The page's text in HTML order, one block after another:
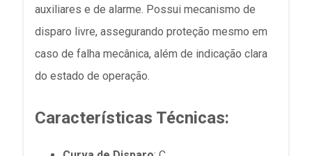
auxiliares e de alarme. Possui mecanismo de
disparo livre, assegurando proteção mesmo em
caso de falha mecânica, além de indicação clara
do estado de operação.
Características Técnicas: